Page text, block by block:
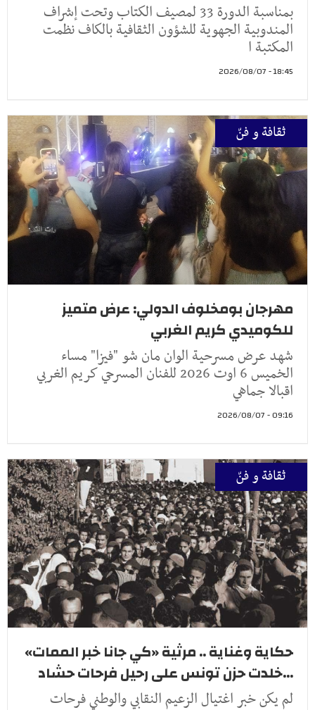
بمناسبة الدورة 33 لمصيف الكتاب وتحت إشراف
المندوبية الجهوية للشؤون الثقافية بالكاف نظمت
المكتبة ا
18:45 - 2026/08/07
ثقافة و فنّ
مهرجان بومخلوف الدولي: عرض متميز
للكوميدي كريم الغربي
شهد عرض مسرحية الوان مان شو "فيزا" مساء
الخميس 6 اوت 2026 للفنان المسرحي كريم الغربي
اقبالا جماهي
09:16 - 2026/08/07
ثقافة و فنّ
حكاية وغناية .. مرثية «كي جانا خبر الممات»
...خلدت حزن تونس على رحيل فرحات حشاد
لم يكن خبر اغتيال الزعيم النقابي والوطني فرحات